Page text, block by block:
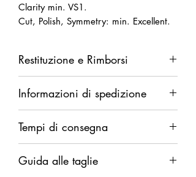
Clarity min. VS1.
Cut, Polish, Symmetry: min. Excellent.
Restituzione e Rimborsi
14 giorni dalla ricezione della merce.
Rimborso completo in caso di difetti.
Rimborso parziale (del solo costo della
merce al netto delle spese di
discrezionale.
Informazioni di spedizione
integrale in caso di smarrimento.
Il rimborso verrà eseguito dopo
comunicazione ufficiale di smarrimento
dello spedizioniere o dopo 30 giorni
Tempi di consegna
Se il prodotto non è disponibile è
Guida alle taglie